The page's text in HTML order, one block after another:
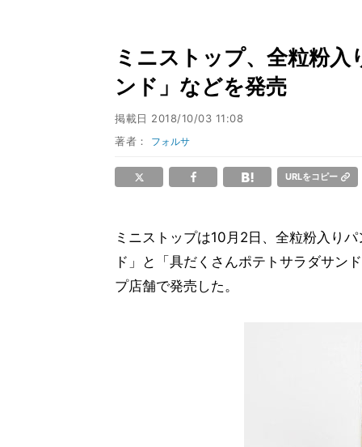
ミニストップ、全粒粉
ンド」などを発売
掲載日 2018/10/03 11:08
著者： フォルサ
URLをコピー
ミニストップは10月2日、全粒粉入り
ド」と「具だくさんポテトサラダサン
プ店舗で発売した。